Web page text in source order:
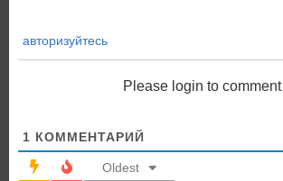
авторизуйтесь
Please login to comment
1 КОММЕНТАРИЙ
Oldest